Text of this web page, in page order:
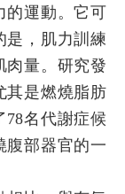
的運動。它可
是，肌力訓練
肉量。研究發
其是燃燒脂肪
名代謝症候
腹部器官的一